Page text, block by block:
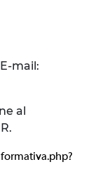
mail:
al